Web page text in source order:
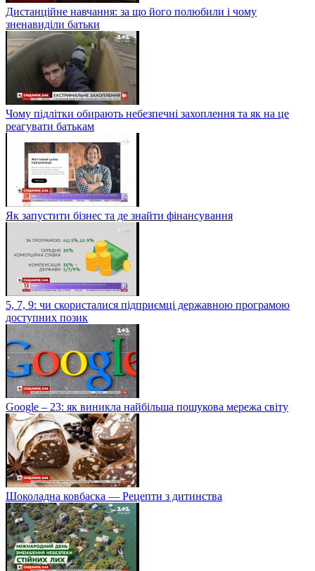
Дистанційне навчання: за що його полюбили і чому
зненавиділи батьки
Чому підлітки обирають небезпечні захоплення та як на це
реагувати батькам
Як запустити бізнес та де знайти фінансування
5, 7, 9: чи скористалися підприємці державною програмою
доступних позик
Google – 23: як виникла найбільша пошукова мережа світу
Шоколадна ковбаска — Рецепти з дитинства